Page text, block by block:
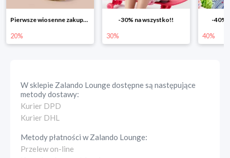
-30% na wszystko!!
30%
-40% na drugą sztukę
40% 25%
W sklepie Zalando Loungedostępne są następujące
metody dostawy:
Kurier DPD
Kurier DHL
Metody płatności wZalando Lounge:
Przelew on-line